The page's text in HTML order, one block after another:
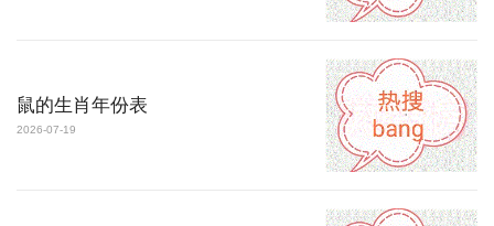
鼠的生肖年份表
2026-07-19